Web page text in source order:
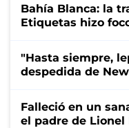
Bahía Blanca: la
Etiquetas hizo
"Hasta siempre,
despedida de
Falleció en un
el padre de Lionel